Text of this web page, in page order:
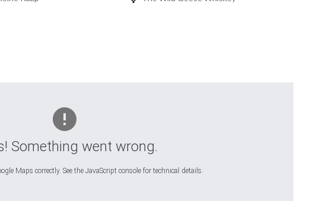
Something went wrong.
Maps correctly. See the JavaScript console for technical details.